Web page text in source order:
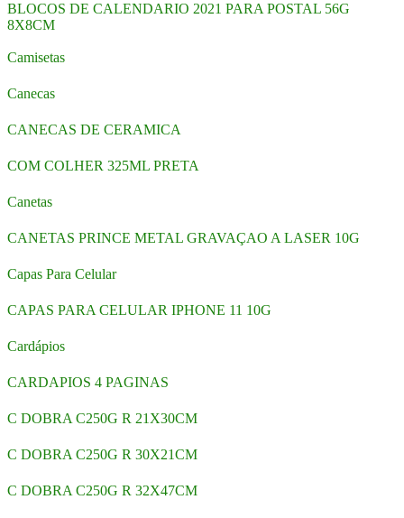
BLOCOS DE CALENDARIO 2021 PARA POSTAL 56G
8X8CM
Camisetas
Canecas
CANECAS DE CERAMICA
COM COLHER 325ML PRETA
Canetas
CANETAS PRINCE METAL GRAVAÇAO A LASER 10G
Capas Para Celular
CAPAS PARA CELULAR IPHONE 11 10G
Cardápios
CARDAPIOS 4 PAGINAS
C DOBRA C250G R 21X30CM
C DOBRA C250G R 30X21CM
C DOBRA C250G R 32X47CM